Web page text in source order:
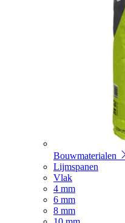
Bouwmaterialen
Lijmspanen
Vlak
4 mm
6 mm
8 mm